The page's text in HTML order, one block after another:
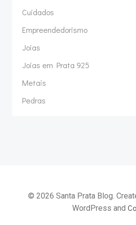
Cuidados
Empreendedorismo
Joias
Joias em Prata 925
Metais
Pedras
© 2026 Santa Prata Blog.
WordPress and